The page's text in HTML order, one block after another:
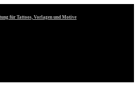
für Tattoos, Vorlagen und Motive